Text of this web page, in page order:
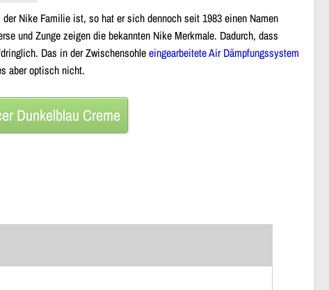
Nike Familie ist, so hat er sich dennoch seit 1983 einen Namen
und Zunge zeigen die bekannten Nike Merkmale. Dadurch, dass
Das in der Zwischensohleeingearbeitete Air Dämpfungssystem
aber optisch nicht.
Dunkelblau Creme